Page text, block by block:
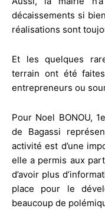
décaissements si
réalisations sont
Et les quelques
terrain ont été
entrepreneurs ou
Pour Noel BONOU,
de Bagassi
activité est d’une
elle a permis aux
d’avoir plus
place pour le
beaucoup de